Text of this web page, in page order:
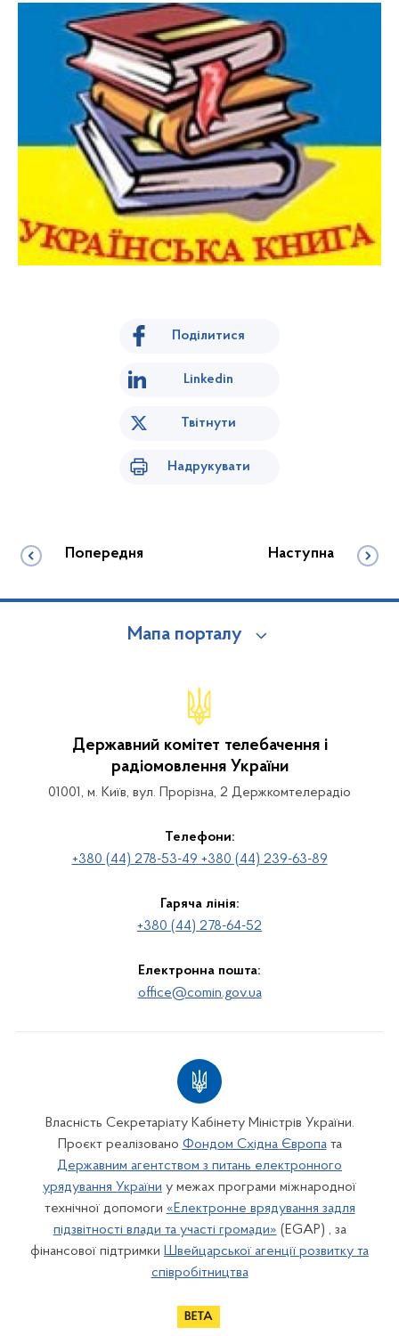
Поділитися
Linkedin
Твітнути
Надрукувати
Попередня Наступна
Мапа порталу
Державний комітет телебачення і
радіомовлення України
01001, м. Київ, вул. Прорізна, 2 Держкомтелерадіо
Телефони:
+380 (44) 278-53-49 +380 (44) 239-63-89
Гаряча лінія:
+380 (44) 278-64-52
Електронна пошта:
office@comin.gov.ua
Власність Секретаріату Кабінету Міністрів України.
Проєкт реалізовано Фондом Східна Європата
Державним агентством з питань електронного
урядування України у межах програми міжнародної
технічної допомоги «Електронне врядування задля
підзвітності влади та участі громади» (EGAP) , за
фінансової підтримки Швейцарської агенції розвитку та
співробітництва